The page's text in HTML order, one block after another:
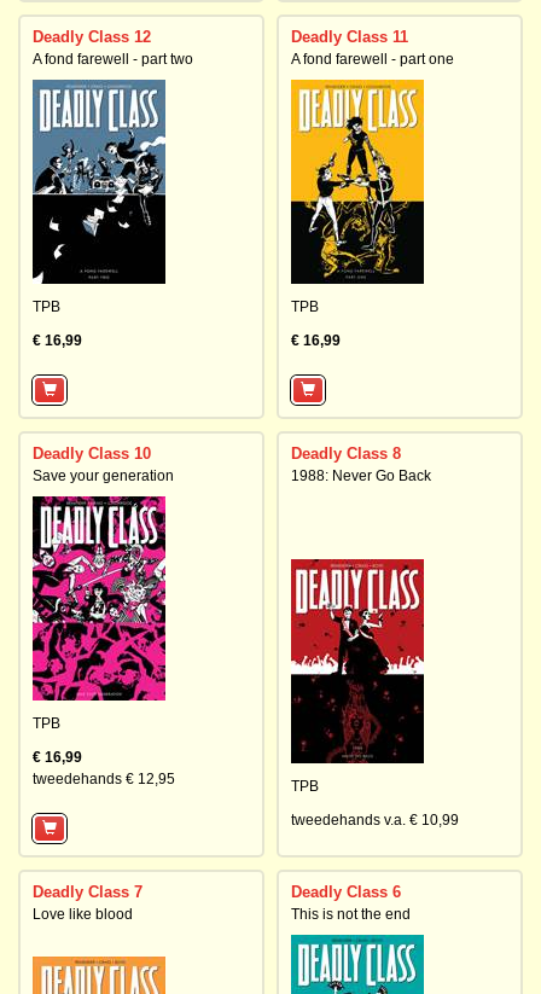
Deadly Class 12
A fond farewell - part two
TPB
€ 16,99
Deadly Class 11
A fond farewell - part one
TPB
€ 16,99
Deadly Class 10
Save your generation
TPB
€ 16,99
tweedehands € 12,95
Deadly Class 8
1988: Never Go Back
TPB
tweedehands v.a. € 10,99
Deadly Class 7
Love like blood
Deadly Class 6
This is not the end